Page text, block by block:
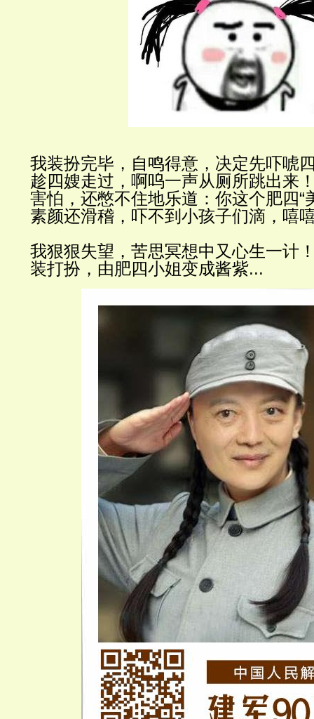
我装扮完毕，自鸣得意，决定先吓唬
趁四嫂走过，啊呜一声从厕所跳出来
害怕，还憋不住地乐道：你这个肥四“
素颜还滑稽，吓不到小孩子们滴，嘻
我狠狠失望，苦思冥想中又心生一计
装打扮，由肥四小姐变成酱紫...